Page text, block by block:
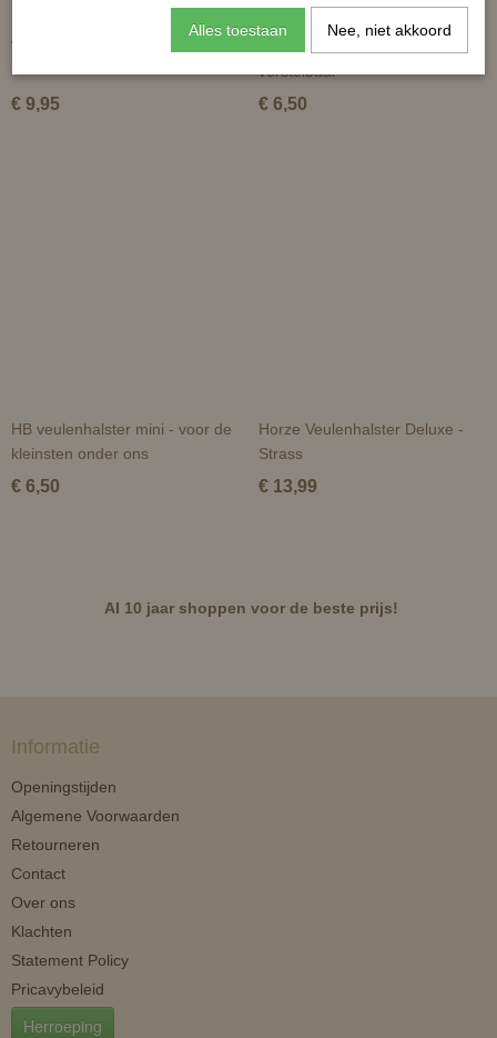
Veulenhalster leer
€ 9,95
verstelbaar
€ 6,50
HB veulenhalster mini - voor de
kleinsten onder ons
€ 6,50
Horze Veulenhalster Deluxe -
Strass
€ 13,99
Al 10 jaar shoppen voor de beste prijs!
Informatie
Openingstijden
Algemene Voorwaarden
Retourneren
Contact
Over ons
Klachten
Statement Policy
Pricavybeleid
Herroeping
Alles toestaan Nee, niet akkoord